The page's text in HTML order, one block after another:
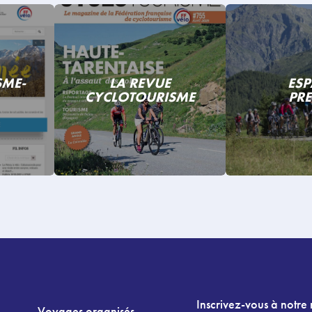
LA REVUE
CYCLOTOURISME
Inscrivez-vous à notre